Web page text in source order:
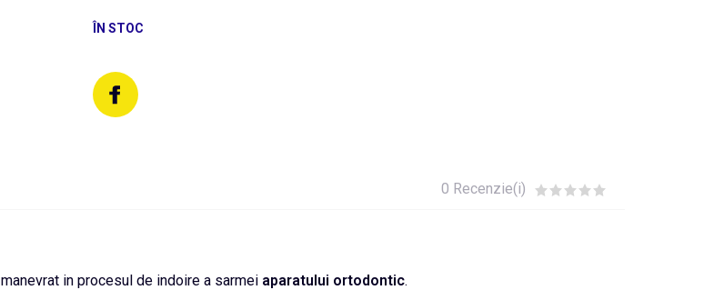
ÎN STOC
0 Recenzie(i)
in procesul de indoire a sarmei aparatului ortodontic.